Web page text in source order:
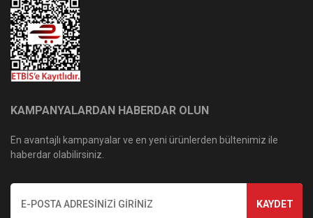
KAMPANYALARDAN HABERDAR OLUN
En avantajlı kampanyalar ve en yeni ürünlerden bültenimiz ile
haberdar olabilirsiniz.
KAYDET